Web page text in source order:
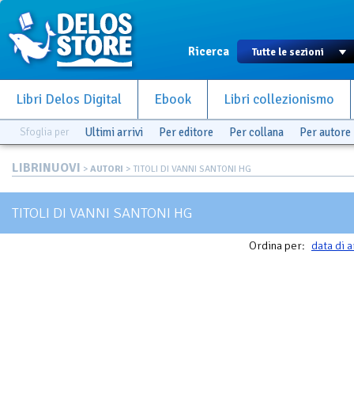
Ricerca
Libri Delos Digital Ebook Libri collezionismo
Sfoglia per Ultimi arrivi Per editore Per collana Per autore
LIBRINUOVI > AUTORI > TITOLI DI VANNI SANTONI HG
TITOLI DI VANNI SANTONI HG
Ordina per: data di